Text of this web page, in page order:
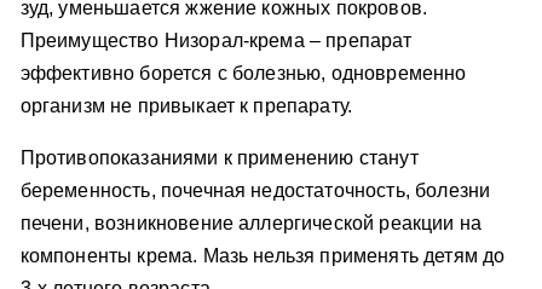
зуд, уменьшается жжение кожных покровов.
Преимущество Низорал-крема – препарат
эффективно борется с болезнью, одновременно
организм не привыкает к препарату.
Противопоказаниями к применению станут
беременность, почечная недостаточность, болезни
печени, возникновение аллергической реакции на
компоненты крема. Мазь нельзя применять детям до